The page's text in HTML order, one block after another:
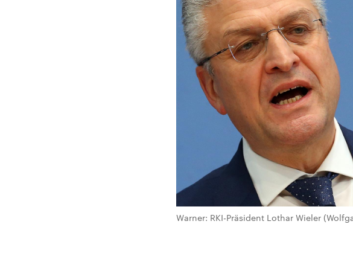
Warner: RKI-Präsident Lothar Wieler